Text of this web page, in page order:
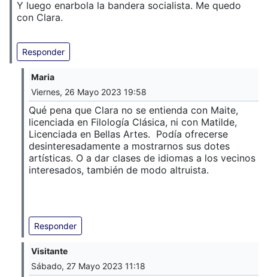
Y luego enarbola la bandera socialista. Me quedo
con Clara.
Responder
Maria
Viernes, 26 Mayo 2023 19:58
Qué pena que Clara no se entienda con Maite,
licenciada en Filología Clásica, ni con Matilde,
Licenciada en Bellas Artes. Podía ofrecerse
desinteresadamente a mostrarnos sus dotes
artísticas. O a dar clases de idiomas a los vecinos
interesados, también de modo altruista.
Responder
Visitante
Sábado, 27 Mayo 2023 11:18